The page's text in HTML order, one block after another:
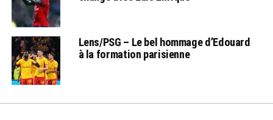
Lens/PSG – Le bel hommage d’Edouard
à la formation parisienne